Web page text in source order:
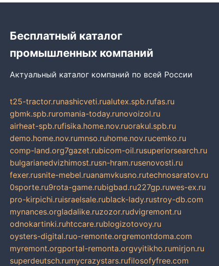
Бесплатный каталог
промышленных компаний
Актуальный каталог компаний по всей России
t25-tractor.runashicveti.rualutex.spb.rufas.ru
gbmk.spb.ruromania-today.runovoizol.ru
airheat-spb.rufisika.home.nov.ruorakul.spb.ru
demo.home.nov.rumnso.ruhome.nov.rucemko.ru
comp-land.org7gazet.rubicom-oil.rusuperiorsearch.ru
bulgarianedvizhimost.rusn-hram.rusenovosti.ru
fexer.rusnite-mebel.ruanamvkusno.rutechnosaratov.ru
0sporte.ru9rota-game.rubigbad.ru227gp.ruwes-ex.ru
pro-kirpichi.ruisraelsale.rublack-lady.rustroy-db.com
mynances.orgladalike.ruzozor.rudvigremont.ru
odnokartinki.ruhtccare.rublogizotovoy.ru
oysters-digital.ruo-remonte.orgremontdoma.com
myremont.orgportal-remonta.orgvyitikho.rumirjon.ru
superdeutsch.rumycrazystars.rufilosofyfree.com